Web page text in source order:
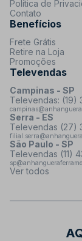
Política de
Contato
Benefícios
Frete Grátis
Retire na Loja
Promoções
Televendas
Campinas - SP
Televendas: (19)
Serra - ES
Televendas (27)
São Paulo - SP
Televendas (11)
Ver todos